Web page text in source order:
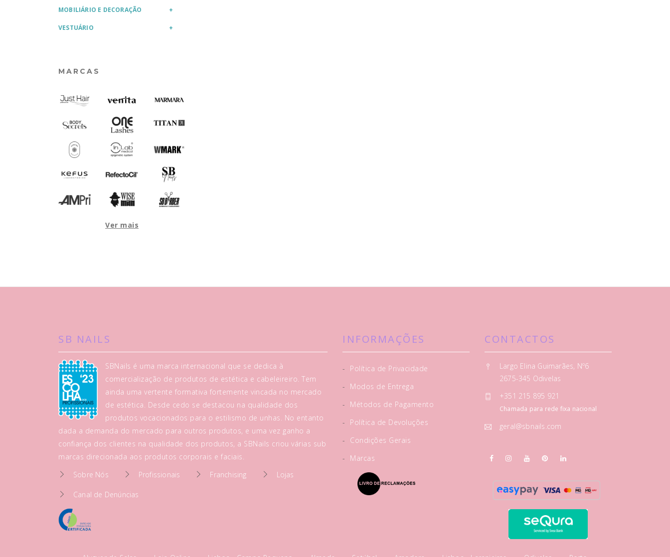
MOBILIÁRIO E DECORAÇÃO
VESTUÁRIO
MARCAS
Ver mais
SB NAILS
SBNails é uma marca internacional que se dedica à
comercialização de produtos de estética e cabeleireiro. Tem
ainda uma vertente formativa fortemente vincada no mercado
de estética. Desde cedo se destacou na qualidade dos
produtos vocacionados para o estilismo de unhas. No entanto
dada a demanda do mercado para outros produtos, e uma vez ganho a
confiança dos clientes na qualidade dos produtos, a SBNails criou várias sub
marcas direcionada aos produtos corporais e faciais.
Sobre Nós
Profissionais Franchising Lojas
Canal de Denúncias
INFORMAÇÕES
-
Política de Privacidade
-
Modos de Entrega
-
Métodos de Pagamento
-
Política de Devoluções
-
Condições Gerais
-
Marcas
CONTACTOS
Largo Elina Guimarães, Nº6
2675-345 Odivelas
+351 215 895 921
Chamada para rede fixa nacional
geral@sbnails.com